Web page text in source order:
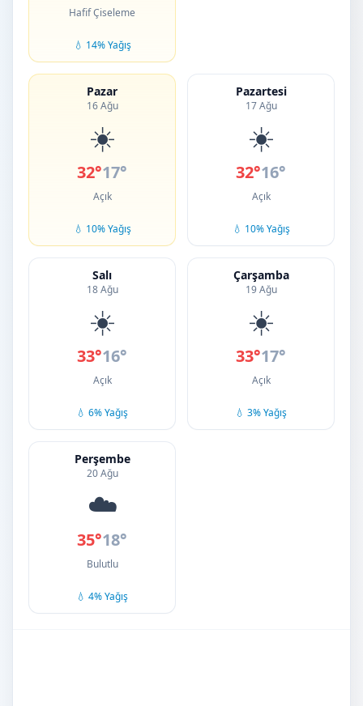
Hafif Çiseleme
💧 14% Yağış
Pazar
16 Ağu
☀️
32°17°
Açık
💧 10% Yağış
Pazartesi
17 Ağu
☀️
32°16°
Açık
💧 10% Yağış
Salı
18 Ağu
☀️
33°16°
Açık
💧 6% Yağış
Çarşamba
19 Ağu
☀️
33°17°
Açık
💧 3% Yağış
Perşembe
20 Ağu
☁️
35°18°
Bulutlu
💧 4% Yağış